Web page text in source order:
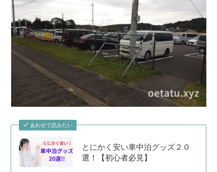
あわせて読みたい
とにかく安い車中泊グッズ２０
選！【初心者必見】